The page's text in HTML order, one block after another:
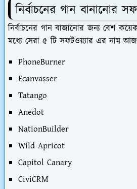
নির্বাচনের গান বানানোর
নির্বাচনের গান বাজানোর জন্য বেশ
মধ্যে সেরা ৫ টি সফটওয়্যার এর নাম
PhoneBurner
Ecanvasser
Tatango
Anedot
NationBuilder
Wild Apricot
Capitol Canary
CiviCRM